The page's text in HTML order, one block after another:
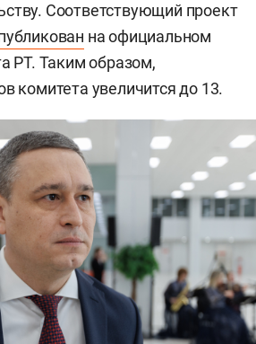
Соответствующий проект
на официальном
РТ. Таким образом,
комитета увеличится до 13.